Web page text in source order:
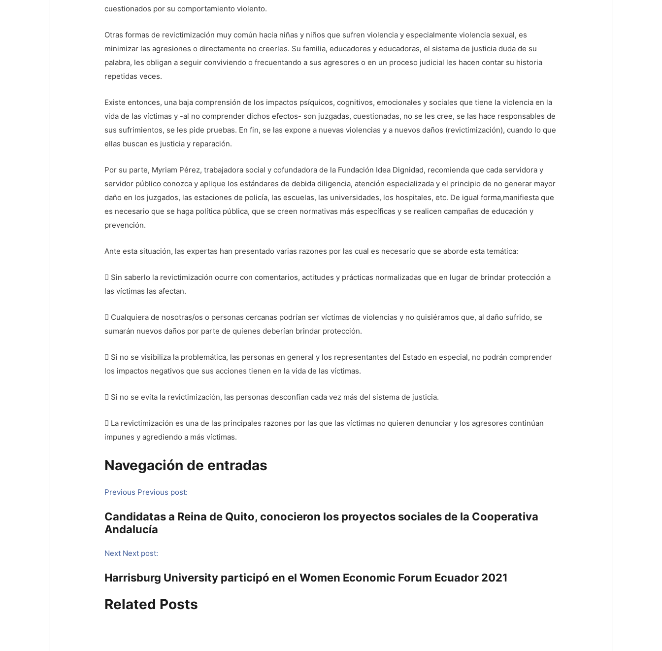
cuestionados por su comportamiento violento.
Otras formas de revictimización muy común hacia niñas y niños que sufren violencia y especialmente violencia sexual, es
minimizar las agresiones o directamente no creerles. Su familia, educadores y educadoras, el sistema de justicia duda de su
palabra, les obligan a seguir conviviendo o frecuentando a sus agresores o en un proceso judicial les hacen contar su historia
repetidas veces.
Existe entonces, una baja comprensión de los impactos psíquicos, cognitivos, emocionales y sociales que tiene la violencia en la
vida de las víctimas y -al no comprender dichos efectos- son juzgadas, cuestionadas, no se les cree, se las hace responsables de
sus sufrimientos, se les pide pruebas. En fin, se las expone a nuevas violencias y a nuevos daños (revictimización), cuando lo que
ellas buscan es justicia y reparación.
Por su parte, Myriam Pérez, trabajadora social y cofundadora de la Fundación Idea Dignidad, recomienda que cada servidora y
servidor público conozca y aplique los estándares de debida diligencia, atención especializada y el principio de no generar mayor
daño en los juzgados, las estaciones de policía, las escuelas, las universidades, los hospitales, etc. De igual forma,manifiesta que
es necesario que se haga política pública, que se creen normativas más específicas y se realicen campañas de educación y
prevención.
Ante esta situación, las expertas han presentado varias razones por las cual es necesario que se aborde esta temática:
 Sin saberlo la revictimización ocurre con comentarios, actitudes y prácticas normalizadas que en lugar de brindar protección a
las víctimas las afectan.
 Cualquiera de nosotras/os o personas cercanas podrían ser víctimas de violencias y no quisiéramos que, al daño sufrido, se
sumarán nuevos daños por parte de quienes deberían brindar protección.
 Si no se visibiliza la problemática, las personas en general y los representantes del Estado en especial, no podrán comprender
los impactos negativos que sus acciones tienen en la vida de las víctimas.
 Si no se evita la revictimización, las personas desconfían cada vez más del sistema de justicia.
 La revictimización es una de las principales razones por las que las víctimas no quieren denunciar y los agresores continúan
impunes y agrediendo a más víctimas.
Navegación de entradas
Previous Previous post:
Candidatas a Reina de Quito, conocieron los proyectos sociales de la Cooperativa
Andalucía
Next Next post:
Harrisburg University participó en el Women Economic Forum Ecuador 2021
Related Posts